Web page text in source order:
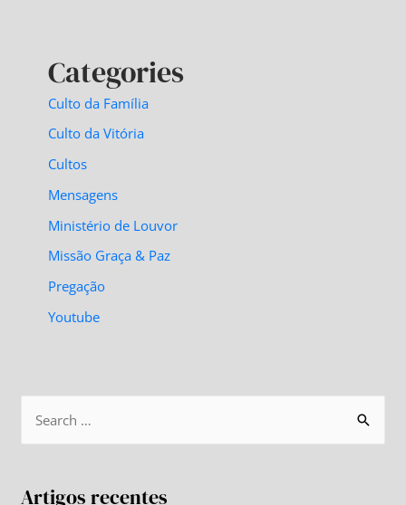
Categories
Culto da Família
Culto da Vitória
Cultos
Mensagens
Ministério de Louvor
Missão Graça & Paz
Pregação
Youtube
Artigos recentes